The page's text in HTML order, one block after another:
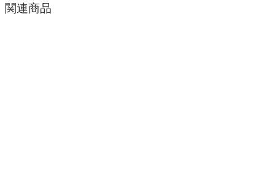
関連商品